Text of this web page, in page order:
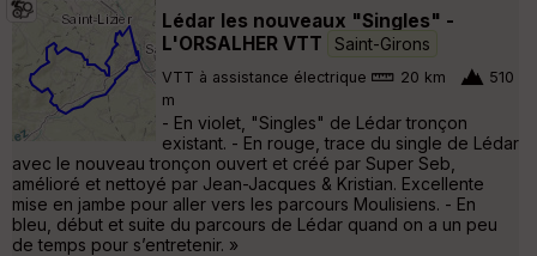
Lédar les nouveaux "Singles" -
L'ORSALHER VTT
Saint-Girons
VTT à assistance électrique 20 km
510
m
- En violet, "Singles" de Lédar tronçon
existant. - En rouge, trace du single de Lédar
avec le nouveau tronçon ouvert et créé par Super Seb,
amélioré et nettoyé par Jean-Jacques & Kristian. Excellente
mise en jambe pour aller vers les parcours Moulisiens. - En
bleu, début et suite du parcours de Lédar quand on a un peu
de temps pour s’entretenir. »